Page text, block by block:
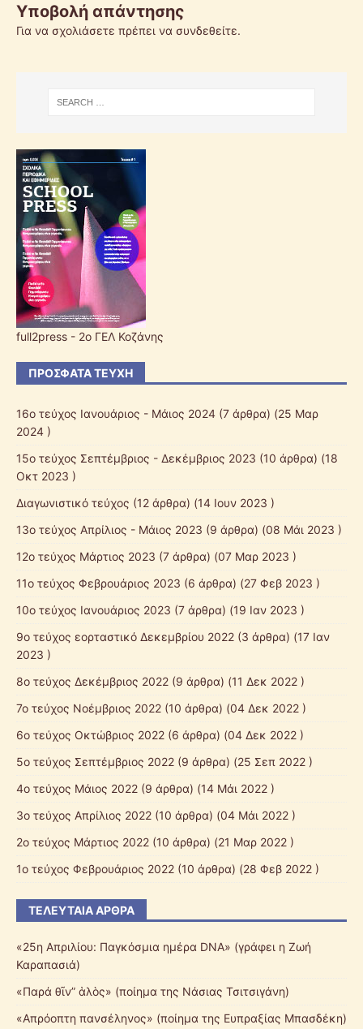
Υποβολή απάντησης
Για να σχολιάσετε πρέπει να συνδεθείτε.
full2press - 2o ΓΕΛ Κοζάνης
ΠΡΌΣΦΑΤΑ ΤΕΎΧΗ
16ο τεύχος Ιανουάριος - Μάιος 2024 (7 άρθρα) (25 Μαρ
2024 )
15ο τεύχος Σεπτέμβριος - Δεκέμβριος 2023 (10 άρθρα) (18
Οκτ 2023 )
Διαγωνιστικό τεύχος (12 άρθρα) (14 Ιουν 2023 )
13ο τεύχος Απρίλιος - Μάιος 2023 (9 άρθρα) (08 Μάι 2023 )
12o τεύχος Μάρτιος 2023 (7 άρθρα) (07 Μαρ 2023 )
11ο τεύχος Φεβρουάριος 2023 (6 άρθρα) (27 Φεβ 2023 )
10o τεύχος Ιανουάριος 2023 (7 άρθρα) (19 Ιαν 2023 )
9o τεύχος εορταστικό Δεκεμβρίου 2022 (3 άρθρα) (17 Ιαν
2023 )
8ο τεύχος Δεκέμβριος 2022 (9 άρθρα) (11 Δεκ 2022 )
7o τεύχος Νοέμβριος 2022 (10 άρθρα) (04 Δεκ 2022 )
6o τεύχος Οκτώβριος 2022 (6 άρθρα) (04 Δεκ 2022 )
5o τεύχος Σεπτέμβριος 2022 (9 άρθρα) (25 Σεπ 2022 )
4ο τεύχος Μάιος 2022 (9 άρθρα) (14 Μάι 2022 )
3ο τεύχος Απρίλιος 2022 (10 άρθρα) (04 Μάι 2022 )
2o τεύχος Μάρτιος 2022 (10 άρθρα) (21 Μαρ 2022 )
1o τεύχος Φεβρουάριος 2022 (10 άρθρα) (28 Φεβ 2022 )
ΤΕΛΕΥΤΑΊΑ ΆΡΘΡΑ
«25η Απριλίου: Παγκόσμια ημέρα DNA» (γράφει η Ζωή
Καραπασιά)
«Παρά θῖν” ἁλὸς» (ποίημα της Νάσιας Τσιτσιγάνη)
«Απρόοπτη πανσέληνος» (ποίημα της Ευπραξίας Μπασδέκη)